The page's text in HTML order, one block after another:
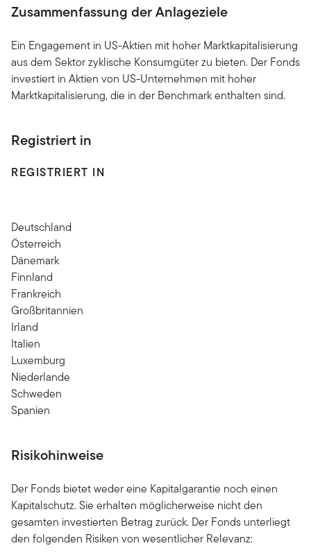
Zusammenfassung der Anlageziele
Ein Engagement in US-Aktien mit hoher Marktkapitalisierung
aus dem Sektor zyklische Konsumgüter zu bieten. Der Fonds
investiert in Aktien von US-Unternehmen mit hoher
Marktkapitalisierung, die in der Benchmark enthalten sind.
Registriert in
REGISTRIERT IN
Deutschland
Österreich
Dänemark
Finnland
Frankreich
Großbritannien
Irland
Italien
Luxemburg
Niederlande
Schweden
Spanien
Risikohinweise
Der Fonds bietet weder eine Kapitalgarantie noch einen
Kapitalschutz. Sie erhalten möglicherweise nicht den
gesamten investierten Betrag zurück. Der Fonds unterliegt
den folgenden Risiken von wesentlicher Relevanz: